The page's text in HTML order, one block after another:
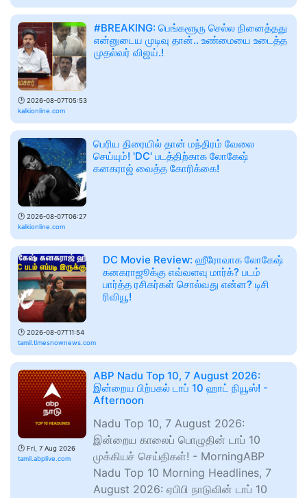
🕑 2026-08-07T05:53
kalkionline.com
#BREAKING: பெங்களூரு செல்ல நினைத்தது
என்னுடைய முடிவு தான்.. உண்மையை உடைத்த
முதல்வர் விஜய்.!
🕑 2026-08-07T06:27
kalkionline.com
பெரிய திரையில் தான் மந்திரம் வேலை
செய்யும்! 'DC' படத்திற்காக லோகேஷ்
கனகராஜ் வைத்த கோரிக்கை!
🕑 2026-08-07T11:54
tamil.timesnownews.com
DC Movie Review: ஹீரோவாக லோகேஷ்
கனகராஜூக்கு எவ்வளவு மார்க்? படம்
பார்த்த ரசிகர்கள் சொல்வது என்ன? டிசி
ரிவியூ!
🕑 Fri, 7 Aug 2026
tamil.abplive.com
ABP Nadu Top 10, 7 August 2026:
இன்றைய பிற்பகல் டாப் 10 ஹாட் நியூஸ்! -
Afternoon
Nadu Top 10, 7 August 2026:
இன்றைய காலைப் பொழுதின் டாப் 10
முக்கியச் செய்திகள்! - MorningABP
Nadu Top 10 Morning Headlines, 7
August 2026: ஏபிபி நாடுவின் டாப் 10